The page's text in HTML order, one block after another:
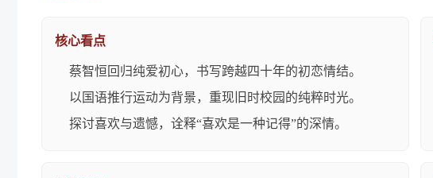
核心看点
蔡智恒回归纯爱初心，书写跨越四十年的初恋情结。
以国语推行运动为背景，重现旧时校园的纯粹时光。
探讨喜欢与遗憾，诠释“喜欢是一种记得”的深情。